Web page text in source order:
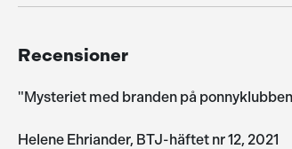
Recensioner
"Mysteriet med branden på
Helene Ehriander, BTJ-häftet nr 12, 2021